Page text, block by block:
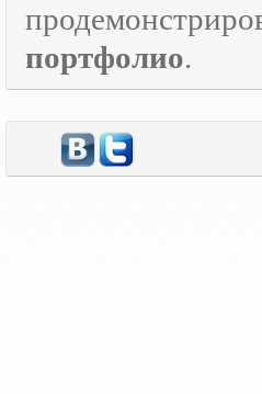
портфолио.